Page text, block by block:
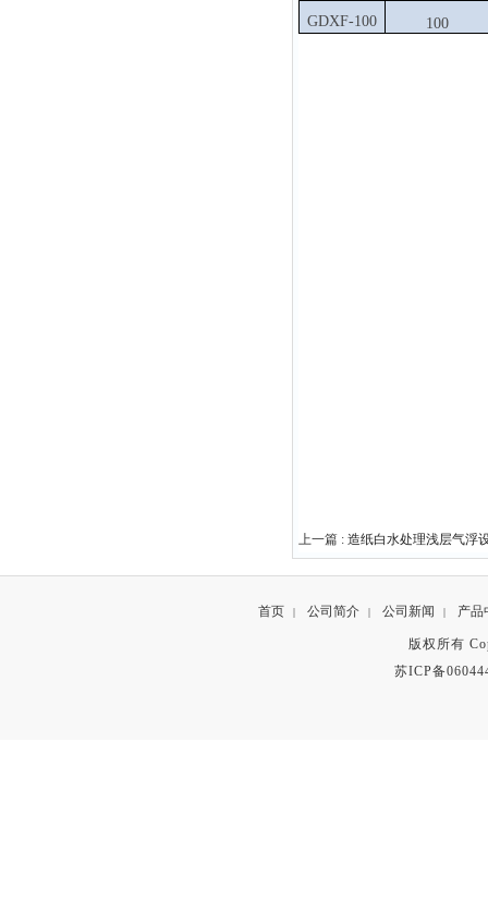
GDXF-100
100
上一篇 : 造纸白水处理浅层气浮
首页 | 公司简介 | 公司新闻 | 产品
版权所有
苏ICP备